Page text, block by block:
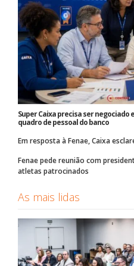
Super Caixa precisa ser
quadro de pessoal do banco
Em resposta à Fenae, Caixa
Fenae pede reunião com
atletas patrocinados
As mais lidas